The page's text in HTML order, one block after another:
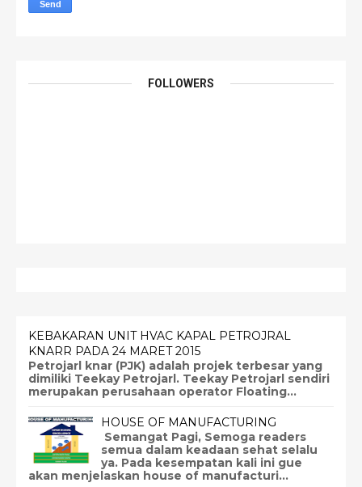
FOLLOWERS
KEBAKARAN UNIT HVAC KAPAL PETROJRAL
KNARR PADA 24 MARET 2015
Petrojarl knar (PJK) adalah projek terbesar yang
dimiliki Teekay Petrojarl. Teekay Petrojarl sendiri
merupakan perusahaan operator Floating...
HOUSE OF MANUFACTURING
Semangat Pagi, Semoga readers
semua dalam keadaan sehat selalu
ya. Pada kesempatan kali ini gue
akan menjelaskan house of manufacturi...